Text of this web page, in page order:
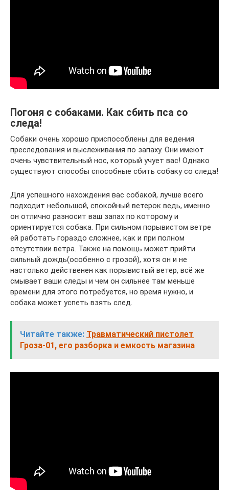
Погоня с собаками. Как сбить пса со
следа!
Собаки очень хорошо приспособлены для ведения
преследования и выслеживания по запаху. Они имеют
очень чувствительный нос, который учует вас! Однако
существуют способы способные сбить собаку со следа!
Для успешного нахождения вас собакой, лучше всего
подходит небольшой, спокойный ветерок ведь, именно
он отлично разносит ваш запах по которому и
ориентируется собака. При сильном порывистом ветре
ей работать гораздо сложнее, как и при полном
отсутствии ветра. Также на помощь может прийти
сильный дождь(особенно с грозой), хотя он и не
настолько действенен как порывистый ветер, всё же
смывает ваши следы и чем он сильнее там меньше
времени для этого потребуется, но время нужно, и
собака может успеть взять след.
Читайте также: Травматический пистолет
Гроза-01, его разборка и емкость магазина